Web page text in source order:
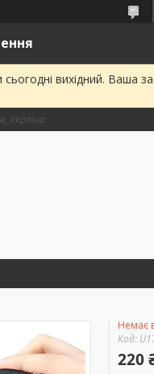
вихідний. Ваша
Україна
Немає
Код:
220